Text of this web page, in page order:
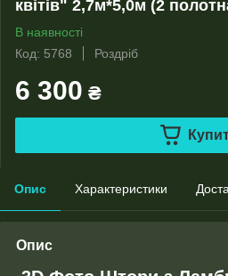
квітів" 2,7м*5,0м (2
В наявності
Код: 5768
Роздріб
6 300 ₴
Опис Характеристики
Опис